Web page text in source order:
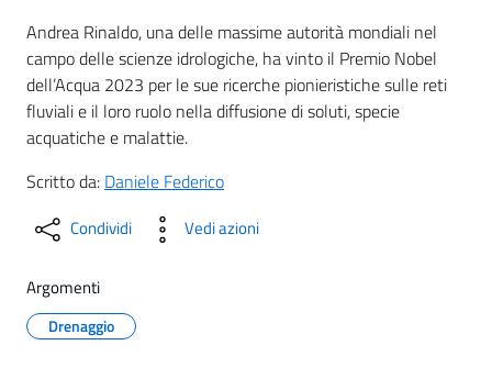
Andrea Rinaldo, una delle massime autorità mondiali nel
campo delle scienze idrologiche, ha vinto il Premio Nobel
dell’Acqua 2023 per le sue ricerche pionieristiche sulle reti
fluviali e il loro ruolo nella diffusione di soluti, specie
acquatiche e malattie.
Scritto da: Daniele Federico
Condividi Vedi azioni
Argomenti
Drenaggio